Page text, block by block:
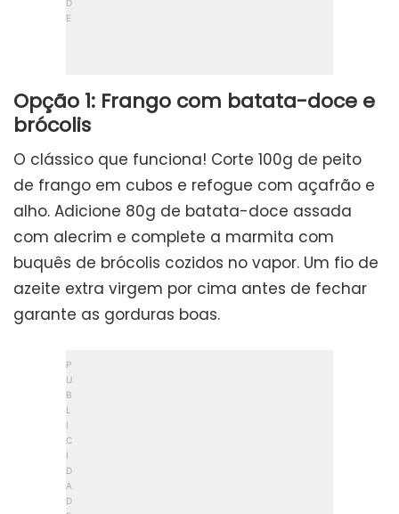
Opção 1: Frango com batata-doce e
brócolis
O clássico que funciona! Corte 100g de peito
de frango em cubos e refogue com açafrão e
alho. Adicione 80g de batata-doce assada
com alecrim e complete a marmita com
buquês de brócolis cozidos no vapor. Um fio de
azeite extra virgem por cima antes de fechar
garante as gorduras boas.